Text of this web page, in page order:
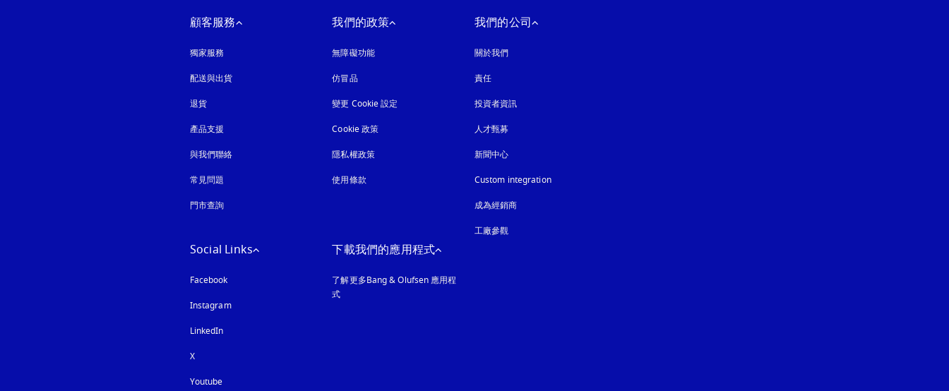
顧客服務
獨家服務
配送與出貨
退貨
產品支援
與我們聯絡
常見問題
門市查詢
我們的政策
無障礙功能以新標籤頁開啟
仿冒品以新標籤頁開啟
變更 Cookie 設定
Cookie 政策
隱私權政策以新標籤頁開啟
使用條款
我們的公司
關於我們
責任
投資者資訊
人才甄募
新聞中心
Custom integration
成為經銷商
工廠參觀
Social Links
Facebook
Instagram以新標籤頁開啟
LinkedIn
X
Youtube
下載我們的應用程式
了解更多Bang & Olufsen 應用程
式